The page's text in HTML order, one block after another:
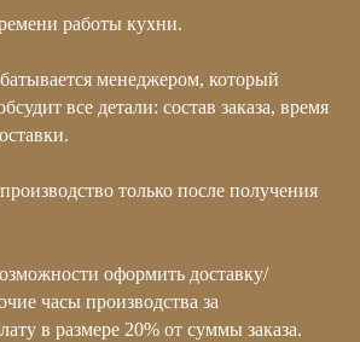
работы кухни.
менеджером, который
все детали: состав заказа, время
только после получения
оформить доставку/
часы производства за
в размере 20% от суммы заказа.